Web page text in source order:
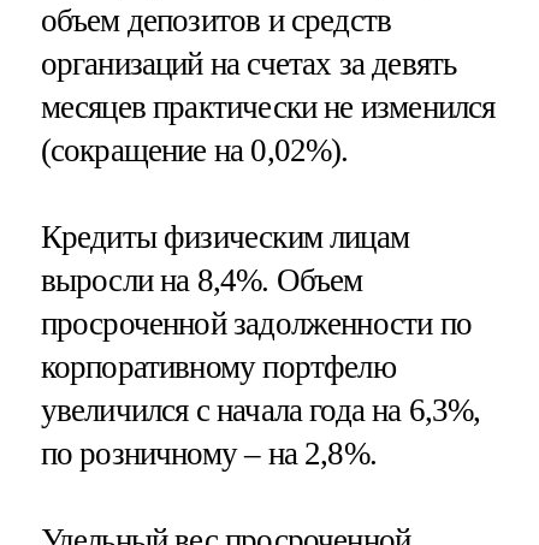
объем депозитов и средств
организаций на счетах за девять
месяцев практически не изменился
(сокращение на 0,02%).
Кредиты физическим лицам
выросли на 8,4%. Объем
просроченной задолженности по
корпоративному портфелю
увеличился с начала года на 6,3%,
по розничному – на 2,8%.